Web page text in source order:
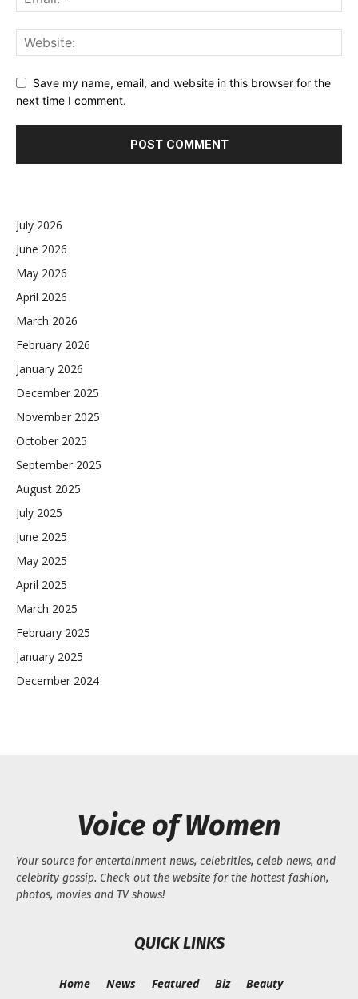
Save my name, email, and website in this browser for the
next time I comment.
July 2026
June 2026
May 2026
April 2026
March 2026
February 2026
January 2026
December 2025
November 2025
October 2025
September 2025
August 2025
July 2025
June 2025
May 2025
April 2025
March 2025
February 2025
January 2025
December 2024
Voice of Women
Your source for entertainment news, celebrities, celeb news, and
celebrity gossip. Check out the website for the hottest fashion,
photos, movies and TV shows!
QUICK LINKS
Home News Featured Biz Beauty